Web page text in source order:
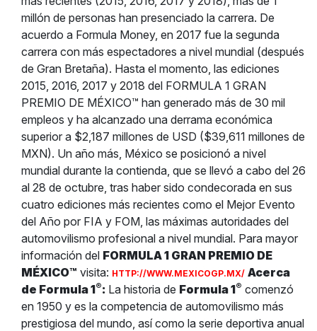
millón de personas han presenciado la carrera. De
acuerdo a Formula Money, en 2017 fue la segunda
carrera con más espectadores a nivel mundial (después
de Gran Bretaña). Hasta el momento, las ediciones
2015, 2016, 2017 y 2018 del FORMULA 1 GRAN
PREMIO DE MÉXICO™ han generado más de 30 mil
empleos y ha alcanzado una derrama económica
superior a $2,187 millones de USD ($39,611 millones de
MXN). Un año más, México se posicionó a nivel
mundial durante la contienda, que se llevó a cabo del 26
al 28 de octubre, tras haber sido condecorada en sus
cuatro ediciones más recientes como el Mejor Evento
del Año por FIA y FOM, las máximas autoridades del
automovilismo profesional a nivel mundial. Para mayor
información del FORMULA 1 GRAN PREMIO DE
MÉXICO™ visita: HTTP://WWW.MEXICOGP.MX/ Acerca
de Formula 1®: La historia de Formula 1® comenzó
en 1950 y es la competencia de automovilismo más
prestigiosa del mundo, así como la serie deportiva anual